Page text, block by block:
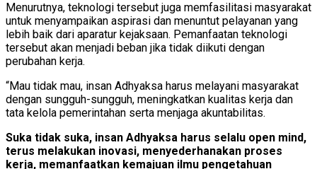
Menurutnya, teknologi tersebut juga memfasilitasi masyarakat
untuk menyampaikan aspirasi dan menuntut pelayanan yang
lebih baik dari aparatur kejaksaan. Pemanfaatan teknologi
tersebut akan menjadi beban jika tidak diikuti dengan
perubahan kerja.
“Mau tidak mau, insan Adhyaksa harus melayani masyarakat
dengan sungguh-sungguh, meningkatkan kualitas kerja dan
tata kelola pemerintahan serta menjaga akuntabilitas.
Suka tidak suka, insan Adhyaksa harus selalu open mind,
terus melakukan inovasi, menyederhanakan proses
kerja, memanfaatkan kemajuan ilmu pengetahuan